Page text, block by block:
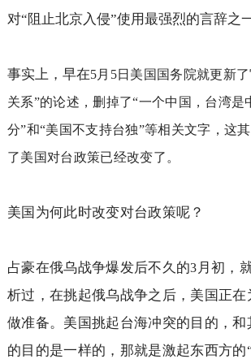
对“阻止北京入侵”使用最强烈的言辞之一
事实上，早在5月 5日美国国务院就更新
关系”的论述，删掉了“一个中国，台湾是
分”和“美国不支持台独”等相关文字，这
了美国对台政策已经改变了。
美国为何此时改变对台政策呢？
占豪在俄乌战争爆发后不久的3 月初，
析过，在挑起俄乌战争之后，美国正在
做准备。美国挑起台海冲突的目的，
的目的是一样的，那就是激起东西方的“